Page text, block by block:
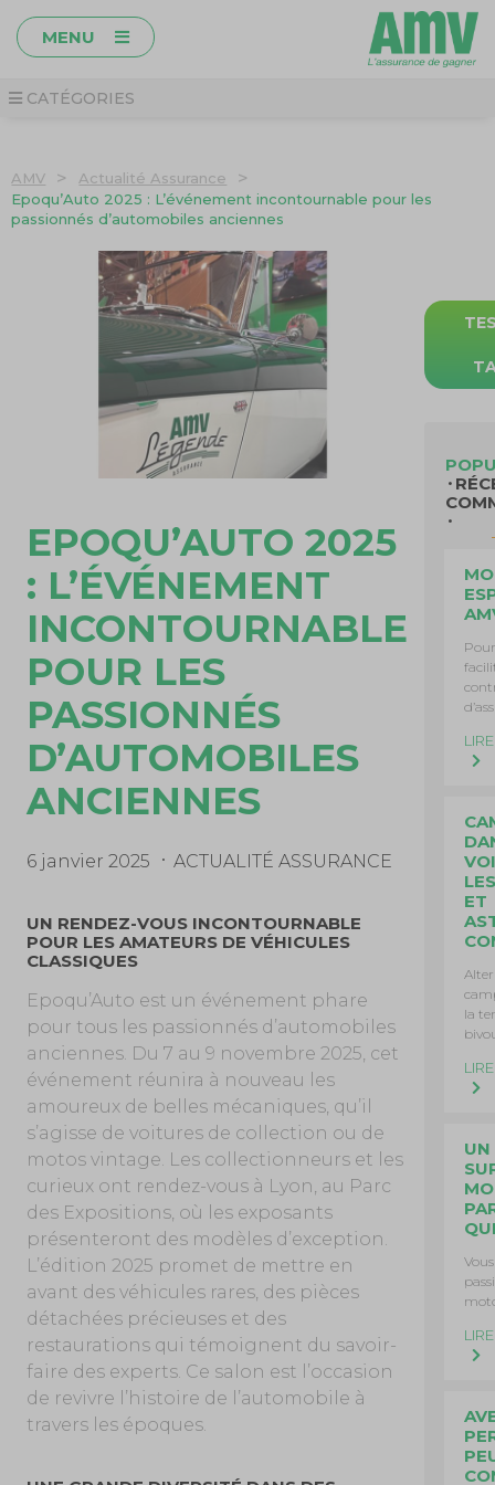
MENU
CATÉGORIES
AMV > Actualité Assurance >
Epoqu’Auto 2025 : L’événement incontournable pour les
passionnés d’automobiles anciennes
EPOQU’AUTO 2025
: L’ÉVÉNEMENT
INCONTOURNABLE
POUR LES
PASSIONNÉS
D’AUTOMOBILES
ANCIENNES
6 janvier 2025 ACTUALITÉ ASSURANCE
UN RENDEZ-VOUS INCONTOURNABLE
POUR LES AMATEURS DE VÉHICULES
CLASSIQUES
Epoqu’Auto est un événement phare
pour tous les passionnés d’automobiles
anciennes. Du 7 au 9 novembre 2025, cet
événement réunira à nouveau les
amoureux de belles mécaniques, qu’il
s’agisse de voitures de collection ou de
motos vintage. Les collectionneurs et les
curieux ont rendez-vous à Lyon, au Parc
des Expositions, où les exposants
présenteront des modèles d’exception.
L’édition 2025 promet de mettre en
avant des véhicules rares, des pièces
détachées précieuses et des
restaurations qui témoignent du savoir-
faire des experts. Ce salon est l’occasion
de revivre l’histoire de l’automobile à
travers les époques.
ET
la
UN